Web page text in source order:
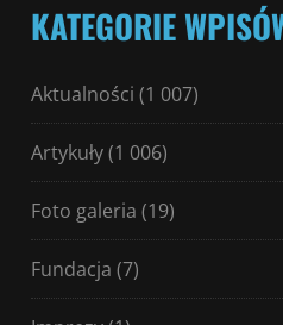
KATEGORIE
Aktualności (1 007)
Artykuły(1 006)
Foto galeria (19)
Fundacja (7)